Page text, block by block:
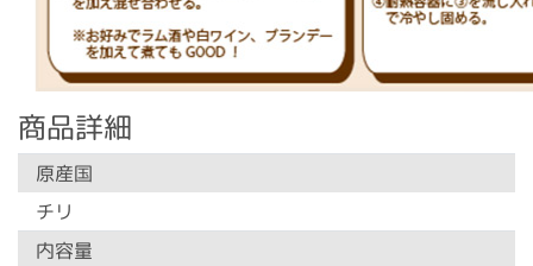
商品詳細
原産国
チリ
内容量